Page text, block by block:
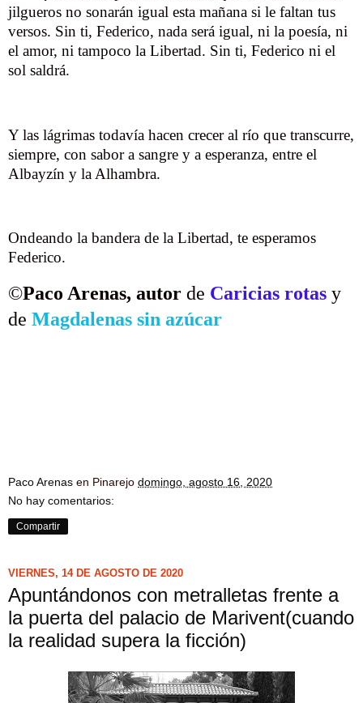
jilgueros no sonarán igual esta mañana si le faltan tus
versos. Sin ti, Federico, nada será igual, ni la poesía, ni
el amor, ni tampoco la Libertad. Sin ti, Federico ni el
sol saldrá.
Y las lágrimas todavía hacen crecer al río que transcurre,
siempre, con sabor a sangre y a esperanza, entre el
Albayzín y la Alhambra.
Ondeando la bandera de la Libertad, te esperamos
Federico.
©Paco Arenas, autor de Caricias rotas y
de Magdalenas sin azúcar
Paco Arenas en Pinarejo domingo, agosto 16, 2020
No hay comentarios:
Compartir
VIERNES, 14 DE AGOSTO DE 2020
Apuntándonos con metralletas frente a
la puerta del palacio de Marivent(cuando
la realidad supera la ficción)